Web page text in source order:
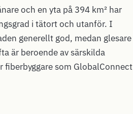
och en yta på 394 km² har
i tätort och utanför. I
generellt god, medan glesare
är beroende av särskilda
fiberbyggare som GlobalConnect